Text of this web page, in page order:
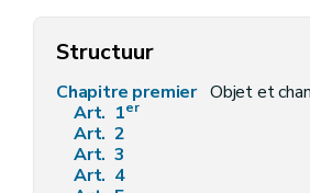
Structuur
Chapitre premier Objet et
Art. 1er
Art. 2
Art. 3
Art. 4